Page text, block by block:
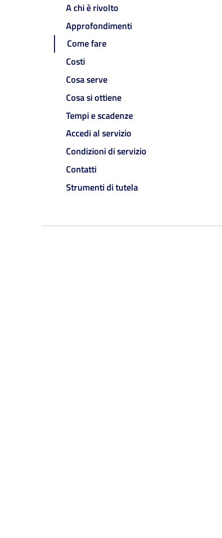
A chi è rivolto
Approfondimenti
Come fare
Costi
Cosa serve
Cosa si ottiene
Tempi e scadenze
Accedi al servizio
Condizioni di servizio
Contatti
Strumenti di tutela